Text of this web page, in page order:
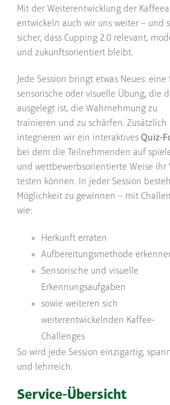
Mit der Weiterentwicklung der
entwickeln auch wir uns weiter – und
sicher, dass Cupping 2.0 relevant,
und zukunftsorientiert bleibt.
Jede Session bringt etwas Neues: eine
sensorische oder visuelle Übung, die
ausgelegt ist, die Wahrnehmung zu
trainieren und zu schärfen. Zusätzlich
integrieren wir ein interaktivesQuiz-
bei dem die Teilnehmenden auf
und wettbewerbsorientierte Weise ihr
testen können. In jeder Session
Möglichkeit zu gewinnen – mit
wie:
Herkunft erraten
Aufbereitungsmethode
Sensorische und visuelle
Erkennungsaufgaben
sowie weiteren sich
weiterentwickelnden Kaffee-
Challenges
So wird jede Session einzigartig,
und lehrreich.
Service-Übersicht